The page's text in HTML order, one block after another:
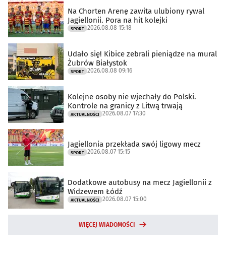
Na Chorten Arenę zawita ulubiony rywal
Jagiellonii. Pora na hit kolejki
SPORT 2026.08.08 15:18
Udało się! Kibice zebrali pieniądze na mural
Żubrów Białystok
SPORT 2026.08.08 09:16
Kolejne osoby nie wjechały do Polski.
Kontrole na granicy z Litwą trwają
AKTUALNOŚCI 2026.08.07 17:30
Jagiellonia przekłada swój ligowy mecz
SPORT 2026.08.07 15:15
Dodatkowe autobusy na mecz Jagiellonii z
Widzewem Łódź
AKTUALNOŚCI 2026.08.07 15:00
WIĘCEJ WIADOMOŚCI